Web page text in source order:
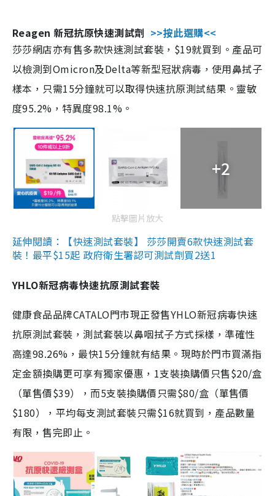
Reagen 新冠抗原快速測試劑 >>按此選購<<
莎莎網店亦有售多款快速測試套裝，$19就買到。產品可
以檢測到Omicron及Delta等新型冠狀病毒，使用鼻拭子
樣本，只需15分鐘就可以取得快速抗原測試結果。靈敏
度95.2%，特異度98.1%。
+2
點擊圖片放大
延伸閱讀：【快速測試套裝】 莎莎開賣6款快速測試套
裝！最平$15起 政府衛生署認可測試劑買2送1
YHLO新冠病毒快速抗原測試套裝
健康食品品牌CATALO門市現正發售YHLO新冠病毒快速
抗原測試套裝，測試套裝以鼻咽拭子方式採樣，準確性
高達98.26%，最快15分鐘就有結果。現時於門市買滿指
定金額換購更可享有獨家優惠，1支裝換購價只售$20/盒
（單售價$39），而5支裝換購價只需$80/盒（單售價
$180），平均每支測試套裝只需$16就買到，產品數量
有限，售完即止。